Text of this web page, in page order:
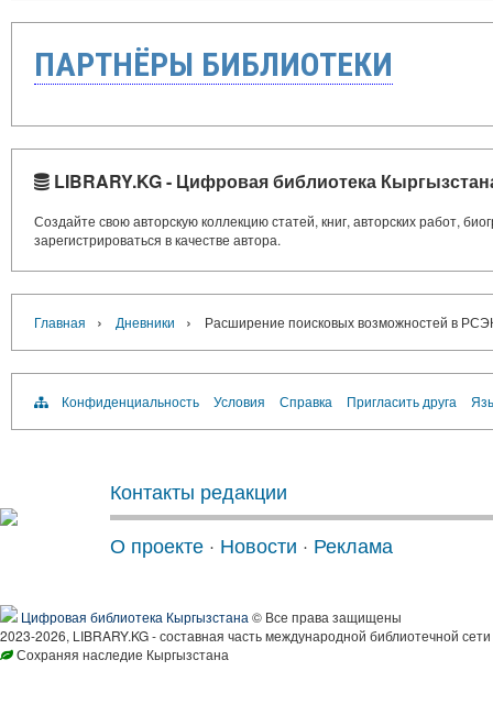
ПАРТНЁРЫ БИБЛИОТЕКИ
LIBRARY.KG - Цифровая библиотека
Создайте свою авторскую коллекцию статей, книг, авторских работ,
зарегистрироваться в качестве автора.
Главная › Дневники › Расширение поисковых возможностей в
Конфиденциальность Условия Справка Пригласить друга
Контакты редакции
О проекте · Новости · Реклама
Цифровая библиотека Кыргызстана © Все права защищены
2023-2026, LIBRARY.KG - составная часть международной библиотечной
Сохраняя наследие Кыргызстана